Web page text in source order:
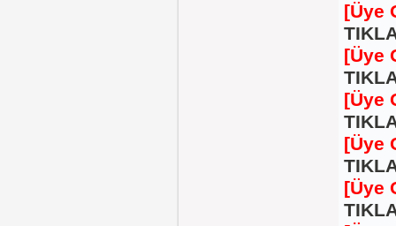
[Üye
[Üye
[Üye
[Üye
[Üye